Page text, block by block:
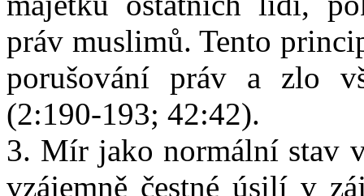
práv muslimů. Tento
porušování práv a zlo
(2:190-193; 42:42).
3. Mír jako normální stav
vzájemně čestné úsilí v